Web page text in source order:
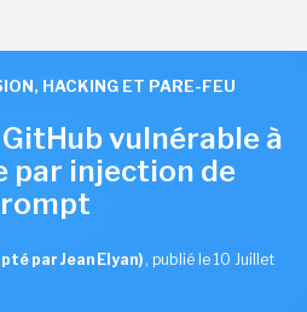
HACKING ET PARE-FEU
vulnérable à
par injection de
par Jean Elyan) , publié le 10 Juillet